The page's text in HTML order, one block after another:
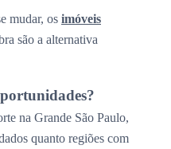
mudar, os imóveis
são a alternativa
na Grande São Paulo,
quanto regiões com